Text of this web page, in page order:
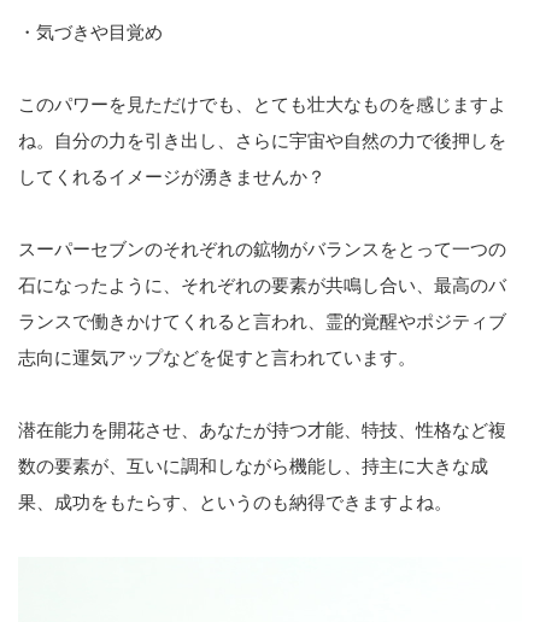
・気づきや目覚め
このパワーを見ただけでも、とても壮大なものを感じますよ
ね。自分の力を引き出し、さらに宇宙や自然の力で後押しを
してくれるイメージが湧きませんか？
スーパーセブンのそれぞれの鉱物がバランスをとって一つの
石になったように、それぞれの要素が共鳴し合い、最高のバ
ランスで働きかけてくれると言われ、霊的覚醒やポジティブ
志向に運気アップなどを促すと言われています。
潜在能力を開花させ、あなたが持つ才能、特技、性格など複
数の要素が、互いに調和しながら機能し、持主に大きな成
果、成功をもたらす、というのも納得できますよね。